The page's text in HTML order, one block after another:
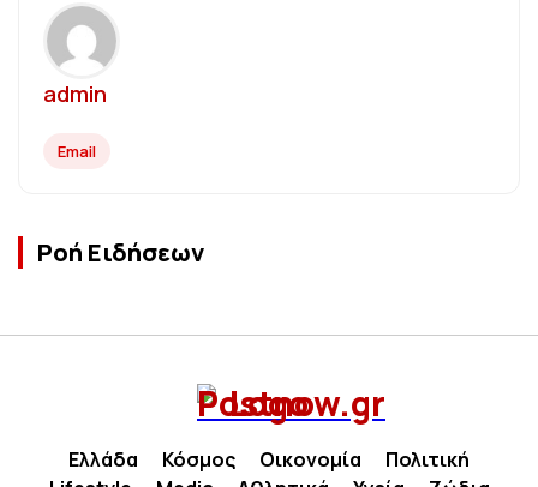
admin
Email
Ροή Ειδήσεων
Ελλάδα Κόσμος Οικονομία
Πολιτική